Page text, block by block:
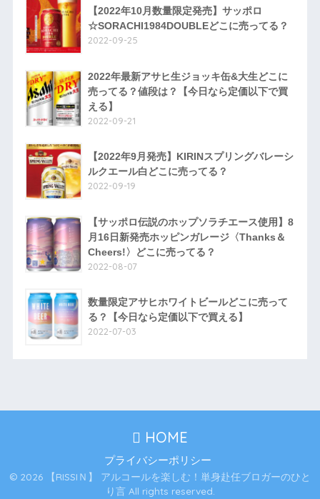
【2022年10月数量限定発売】サッポロ
☆SORACHI1984DOUBLEどこに売ってる？
2022-09-25
2022年最新アサヒ生ジョッキ缶&大生どこに
売ってる？値段は？【今日なら定価以下で買
える】
2022-09-21
【2022年9月発売】KIRINスプリングバレーシ
ルクエール白どこに売ってる？
2022-09-19
【サッポロ伝説のホップソラチエース使用】8
月16日新発売ホッピンガレージ〈Thanks＆
Cheers!〉どこに売ってる？
2022-08-07
数量限定アサヒホワイトビールどこに売って
る？【今日なら定価以下で買える】
2022-07-03
HOME
プライバシーポリシー
© 2026 【RISSIＮ】 アルコールを楽しむ！単身赴任ブロガーのひと
り言 All rights reserved.